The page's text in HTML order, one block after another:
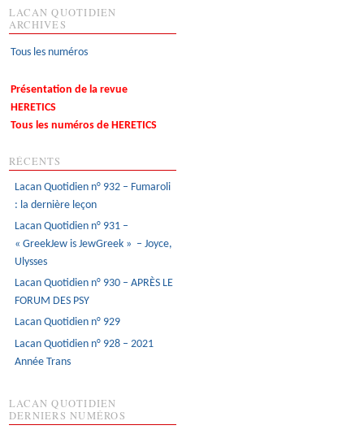
LACAN QUOTIDIEN
ARCHIVES
Tous les numéros
Présentation de la revue
HERETICS
Tous les numéros de HERETICS
RÉCENTS
Lacan Quotidien n° 932 – Fumaroli
: la dernière leçon
Lacan Quotidien n° 931 –
« GreekJew is JewGreek » – Joyce,
Ulysses
Lacan Quotidien n° 930 – APRÈS LE
FORUM DES PSY
Lacan Quotidien n° 929
Lacan Quotidien n° 928 – 2021
Année Trans
LACAN QUOTIDIEN
DERNIERS NUMÉROS